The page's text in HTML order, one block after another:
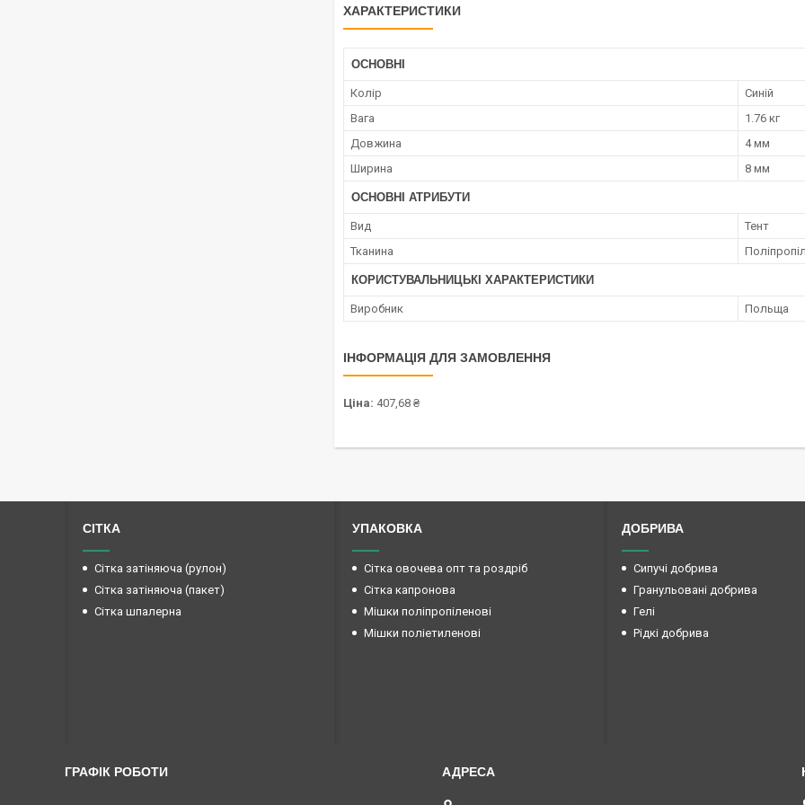
ХАРАКТЕРИСТИКИ
ОСНОВНІ
Колір
Синій
Вага
1.76 кг
Довжина
4 мм
Ширина
8 мм
ОСНОВНІ АТРИБУТИ
Вид
Тент
Тканина
КОРИСТУВАЛЬНИЦЬКІ ХАРАКТЕРИСТИКИ
Виробник Польща
ІНФОРМАЦІЯ ДЛЯ ЗАМОВЛЕННЯ
Ціна: 407,68 ₴
СІТКА
Сітка затіняюча (рулон)
Сітка затіняюча (пакет)
Сітка шпалерна
УПАКОВКА
Сітка овочева опт та роздріб
Сітка капронова
Мішки поліпропіленові
Мішки поліетиленові
ДОБРИВА
Сипучі добрива
Гранульовані добрива
Гелі
Рідкі добрива
ГРАФІК РОБОТИ